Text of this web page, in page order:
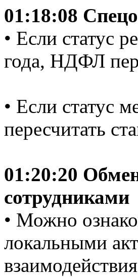
01:18:08
• Если статус
года, НДФЛ
• Если статус
пересчитать
01:20:20
сотрудниками
• Можно
локальными